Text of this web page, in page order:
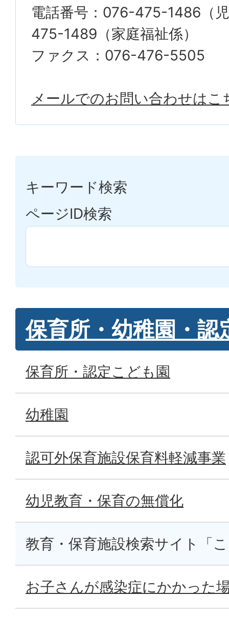
電話番号：076-475-1486（
475-1489（家庭福祉係）
ファクス：076-476-5505
メールでのお問い合わせはこ
キーワード検索
ページID検索
保育所・幼稚園・認
保育所・認定こども園
幼稚園
認可外保育施設保育料軽減事業
幼児教育・保育の無償化
教育・保育施設検索サイト「
お子さんが感染症にかかった